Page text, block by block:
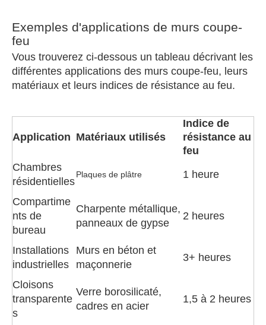
Exemples d'applications de murs coupe-
feu
Vous trouverez ci-dessous un tableau décrivant les
différentes applications des murs coupe-feu, leurs
matériaux et leurs indices de résistance au feu.
Application Matériaux utilisés
Indice de
résistance au
feu
Chambres
résidentielles
Plaques de plâtre 1 heure
Compartime
nts de
bureau
Charpente métallique,
panneaux de gypse
2 heures
Installations
industrielles
Murs en béton et
maçonnerie
3+ heures
Cloisons
transparente
s
Verre borosilicaté,
cadres en acier
1,5 à 2 heures